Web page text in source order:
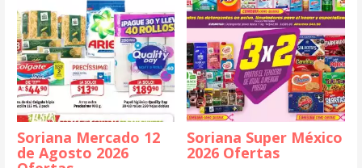
Soriana Mercado 12
de Agosto 2026
Soriana Super México
2026 Ofertas